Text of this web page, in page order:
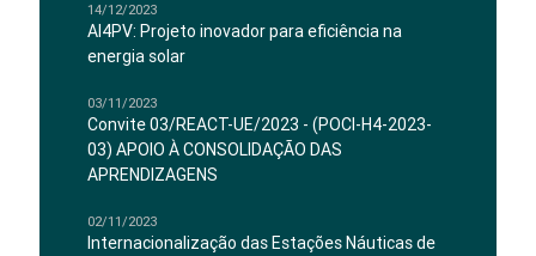
14/12/2023
AI4PV: Projeto inovador para eficiência na
energia solar
03/11/2023
Convite 03/REACT-UE/2023 - (POCI-H4-2023-
03) APOIO À CONSOLIDAÇÃO DAS
APRENDIZAGENS
02/11/2023
Internacionalização das Estações Náuticas de